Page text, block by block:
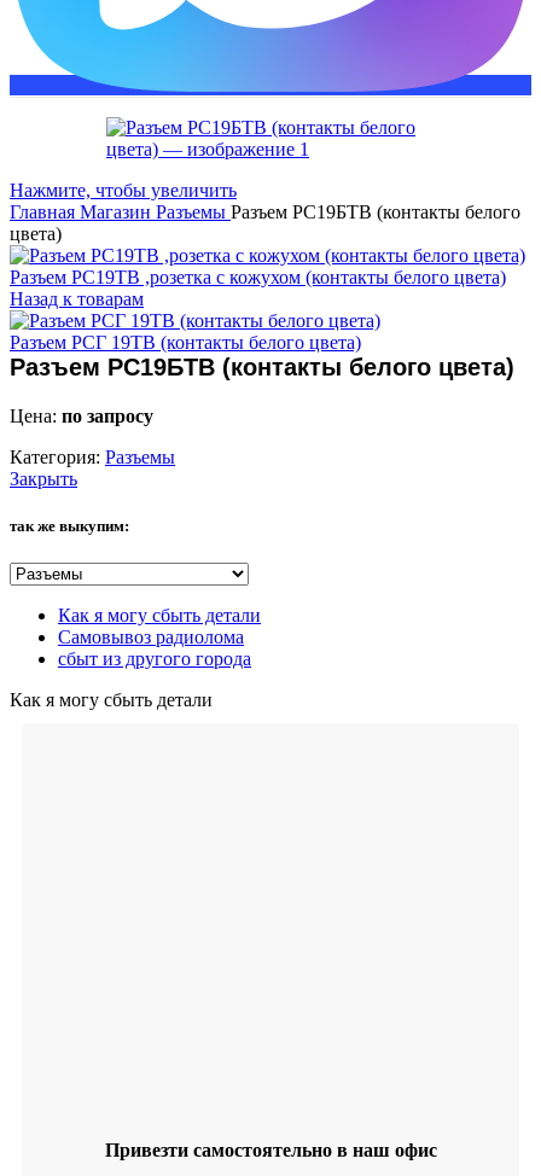
Нажмите, чтобы увеличить
Главная Магазин Разъемы Разъем РС19БТВ (контакты белого
цвета)
Разъем РС19ТВ ,розетка с кожухом (контакты белого цвета)
Назад к товарам
Разъем РСГ 19ТВ (контакты белого цвета)
Разъем РС19БТВ (контакты белого цвета)
Цена: по запросу
Категория: Разъемы
Закрыть
так же выкупим:
Как я могу сбыть детали
Самовывоз радиолома
сбыт из другого города
Как я могу сбыть детали
Привезти самостоятельно в наш офис